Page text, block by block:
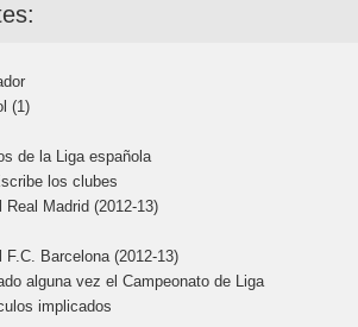
(1)
de la Liga española
los clubes
Madrid (2012-13)
Barcelona (2012-13)
alguna vez el Campeonato de Liga
implicados